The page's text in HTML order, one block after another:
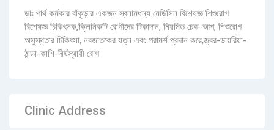
ডাঃ পার্থ কর্মকার বাঁকুড়ার একজন স্বনামধন্য মেডিসিন বিশেষজ্ঞ শিশুরোগ
বিশেষজ্ঞ চিকিৎসক,ক্লিনিকটি রোগীদের টিকাদান, নিয়মিত চেক-আপ, শিশুরোগ
অসুস্থতার চিকিৎসা, নবজাতকের যত্ন এবং পরামর্শ প্রদান করে,জ্বর-ডায়রিয়া-
ঠান্ডা-কাশি-দীর্ঘস্থায়ী রোগ
Clinic Address